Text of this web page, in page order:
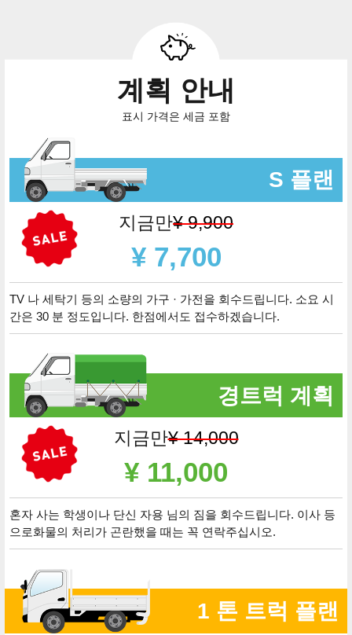
계획 안내
표시 가격은 세금 포함
S 플랜
지금만¥ 9,900
¥ 7,700
TV 나 세탁기 등의 소량의 가구 · 가전을 회수드립니다. 소요 시
간은 30 분 정도입니다. 한점에서도 접수하겠습니다.
경트럭 계획
지금만¥ 14,000
¥ 11,000
혼자 사는 학생이나 단신 자용 님의 짐을 회수드립니다. 이사 등
으로화물의 처리가 곤란했을 때는 꼭 연락주십시오.
1 톤 트럭 플랜